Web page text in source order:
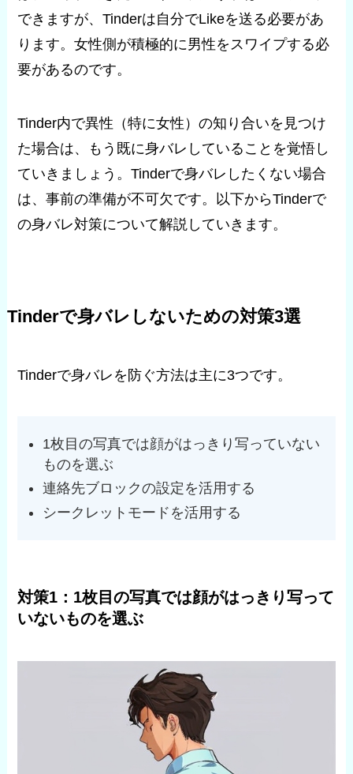
できますが、Tinderは自分でLikeを送る必要があ
ります。女性側が積極的に男性をスワイプする必
要があるのです。
Tinder内で異性（特に女性）の知り合いを見つけ
た場合は、もう既に身バレしていることを覚悟し
ていきましょう。Tinderで身バレしたくない場合
は、事前の準備が不可欠です。以下からTinderで
の身バレ対策について解説していきます。
Tinderで身バレしないための対策3選
Tinderで身バレを防ぐ方法は主に3つです。
1枚目の写真では顔がはっきり写っていない
ものを選ぶ
連絡先ブロックの設定を活用する
シークレットモードを活用する
対策1：1枚目の写真では顔がはっきり写って
いないものを選ぶ